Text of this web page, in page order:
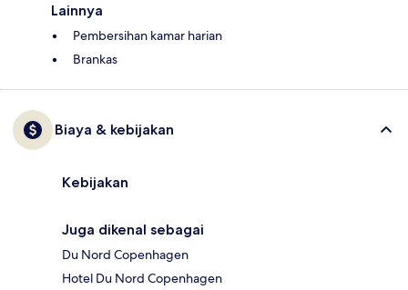
Lainnya
Pembersihan kamar harian
Brankas
Biaya & kebijakan
Kebijakan
Juga dikenal sebagai
Du Nord Copenhagen
Hotel Du Nord Copenhagen